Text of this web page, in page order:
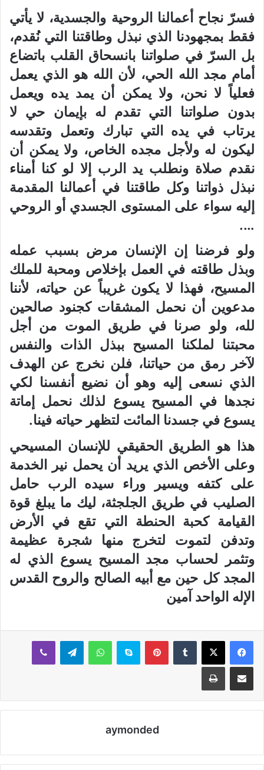
فسرّ نجاح أعمالنا الروحية والجسدية، لا يأتي
فقط بمجهودنا الذي نبذل وطاقتنا التي نُقدم،
بل السرّ في صلواتنا بانسحاق القلب باتضاع
أمام مجد الله الحي، لأن الله هو الذي يعمل
فعلياً لا نحن، ولا يمكن أن يمد يده ويعمل
بدون صلواتنا التي تقدم له بإيمان حي لا
يرتاب في يده التي تبارك وتعمل وتقدسه
ليكون له ولأجل مجده الخاص، ولا يمكن أن
نقدم صلاة ونطلب يد الرب إلا لو كنا أمناء
نبذل ذواتنا وكل طاقتنا في أعمالنا المقدمة
إليه سواء على المستوى الجسدي أو الروحي
….
ولو فرضنا إن الإنسان مرض بسبب عمله
وبذل طاقته في العمل بإخلاص ومحبة للملك
المسيح، فهذا لا يكون غريباً عن حياته، لأننا
مدعوين أن نحمل المشقات كجنود صالحين
لله، ولو صرنا في طريق الموت من أجل
محبتنا لملكنا المسيح ببذل الذات والنفس
لآخر رمق من حياتنا، فلن نخرج عن الهدف
الذي نسعى إليه وهو أن نضيع أنفسنا لكي
نجدها في المسيح يسوع لذلك نحمل إماتة
يسوع في جسدنا المائت لتظهر حياته فينا.
هذا هو الطريق الحقيقي للإنسان المسيحي
وعلى الأخص الذي يريد أن يحمل نير الخدمة
على كتفه ويسير وراء سيده الرب حامل
الصليب في طريق الجلجثة، ليك ما يبلغ قوة
القيامة كحبة الحنطة التي تقع في الأرض
وتدفن لتموت لتخرج منها شجرة عظيمة
وتثمر لحساب مجد المسيح يسوع الذي له
المجد كل حين مع أبيه الصالح والروح القدس
الإله الواحد آمين
بينتيريستسكايب واتساب تيلقرام ڤايبر
مشاركة عبر البريد طباعة
aymonded